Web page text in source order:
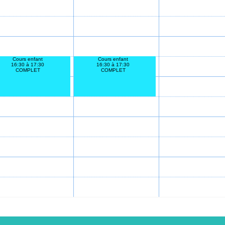
Cours enfant
16:30 à 17:30
COMPLET
Cours enfant
16:30 à 17:30
COMPLET